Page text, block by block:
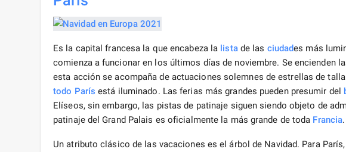
Es la capital francesa la que encabeza la listade las ciudades más
comienza a funcionar en los últimos días de noviembre. Se encienden
esta acción se acompaña de actuaciones solemnes de estrellas de
todo París está iluminado. Las ferias más grandes pueden presumir del
Elíseos, sin embargo, las pistas de patinaje siguen siendo objeto de
patinaje del Grand Palais es oficialmente la más grande de toda Francia.
Un atributo clásico de las vacaciones es el árbol de Navidad. Para